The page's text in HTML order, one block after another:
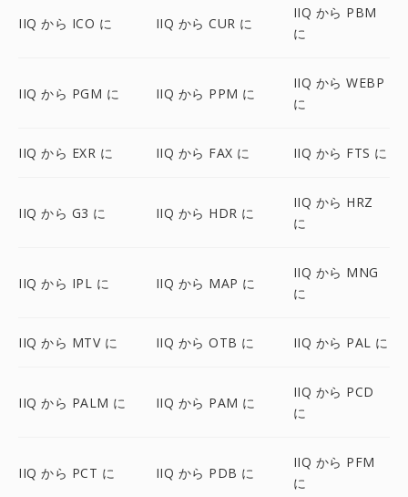
IIQ から ICO に IIQ から CUR に
IIQ から PBM
に
IIQ から PGM に IIQ から PPM に
IIQ から WEBP
に
IIQ から EXR に IIQ から FAX に IIQ から FTS に
IIQ から G3 に IIQ から HDR に
IIQ から HRZ
に
IIQ から IPL に IIQ から MAP に
IIQ から MNG
に
IIQ から MTV に IIQ から OTB に IIQ から PAL に
IIQ から PALM に IIQ から PAM に
IIQ から PCD
に
IIQ から PCT に IIQ から PDB に
IIQ から PFM
に